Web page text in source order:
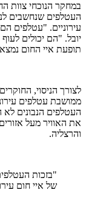
במחקר הנוכחי צוות
העטלפים שנחשבים
עירוניים. "עטלפים
תופעת איי החום
לצורך הניסוי,
ממושבת עטלפים
העטלפים הנבונים
את האוויר מעל
והרצליה.
"בזכות
של איי חום